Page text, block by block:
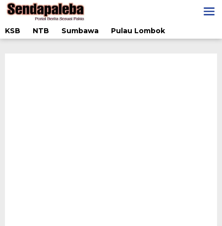
Lewati
ke
KSB
NTB Sumbawa Pulau Lombok